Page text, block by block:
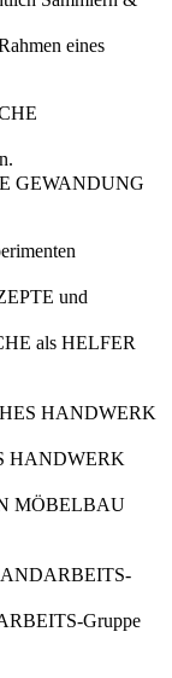
eines
GEWANDUNG
und
als HELFER
HANDWERK
HANDWERK
MÖBELBAU
Gruppe